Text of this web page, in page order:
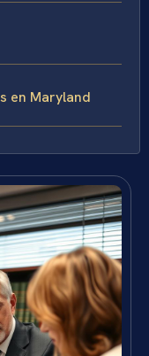
en Maryland